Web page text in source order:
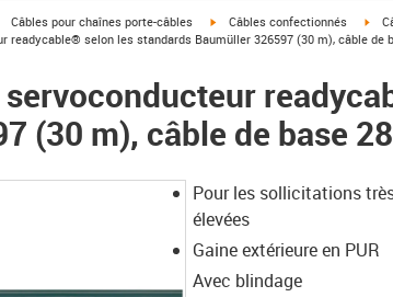
right
igus-icon-arrow-right
Câbles pour chaînes porte-câbles igus-icon-arrow-right
Câbles confectionnés
readycable® selon les standards Baumüller 326597 (30 m), câble de
servoconducteur
(30 m), câble de base
Pour les sollicitations
élevées
Gaine extérieure en PUR
Avec blindage